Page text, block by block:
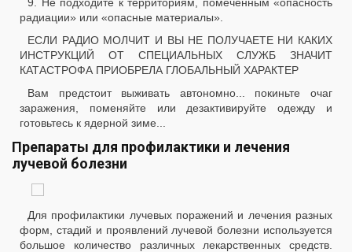
радиации» или «опасные материалы».
ЕСЛИ РАДИО МОЛЧИТ И ВЫ НЕ ПОЛУЧАЕТЕ НИ КАКИХ
ИНСТРУКЦИЙ ОТ СПЕЦИАЛЬНЫХ СЛУЖБ ЗНАЧИТ
КАТАСТРОФА ПРИОБРЕЛА ГЛОБАЛЬНЫЙ ХАРАКТЕР
Вам предстоит выживать автономно... покиньте очаг
заражения, поменяйте или дезактивируйте одежду и
готовьтесь к ядерной зиме...
Препараты для профилактики и лечения
лучевой болезни
Для профилактики лучевых поражений и лечения разных
форм, стадий и проявлений лучевой болезни используется
большое количество различных лекарственных средств.